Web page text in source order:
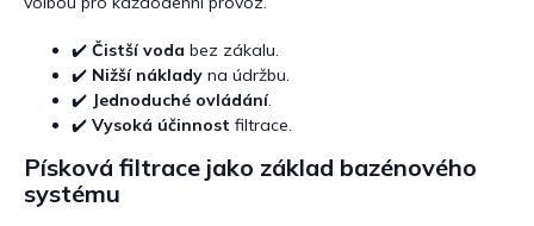
✔️ Čistší voda bez zákalu.
✔️ Nižší náklady na údržbu.
✔️ Jednoduché ovládání.
✔️ Vysoká účinnost filtrace.
Písková filtrace jako základ bazénového
systému